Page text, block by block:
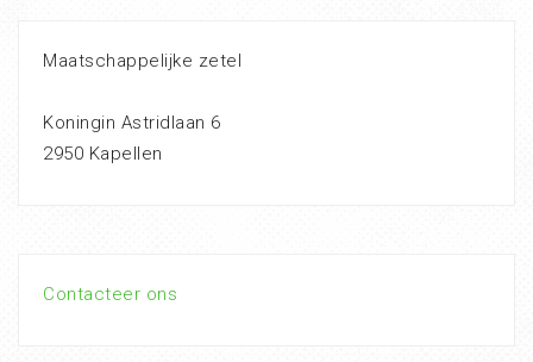
Maatschappelijke zetel
Koningin Astridlaan 6
2950 Kapellen
Contacteer ons